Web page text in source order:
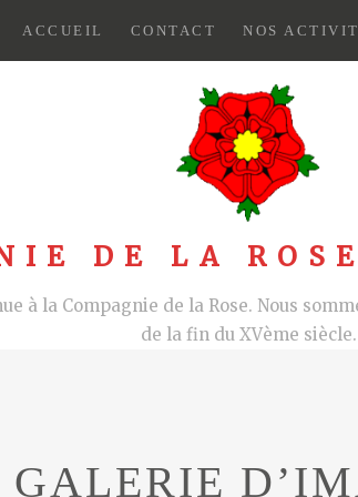
ACCUEIL CONTACT NOS
DE LA
à la Compagnie de la Rose. Nous
de la fin du XVème siècle.
GALERIE